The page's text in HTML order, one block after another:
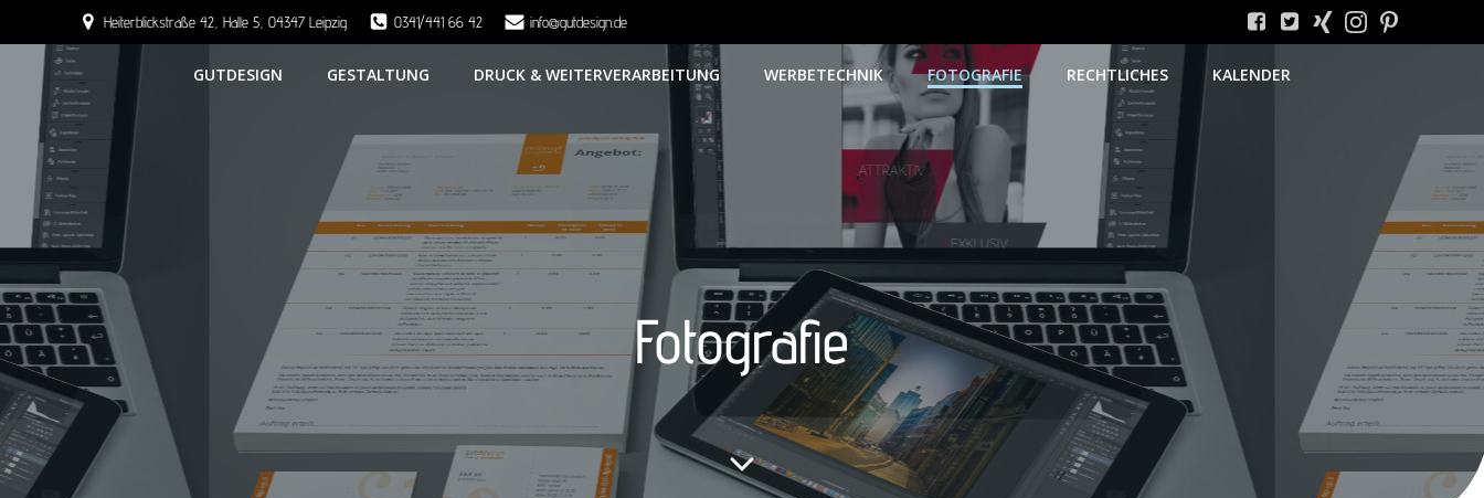
Heiterblickstraße 42, Halle 5, 04347 Leipzig 0341/441 66 42 info@gutdesign.de
GUTDESIGN GESTALTUNG DRUCK & WEITERVERARBEITUNG WERBETECHNIK FOTOGRAFIE RECHTLICHES KALENDER
Fotografie